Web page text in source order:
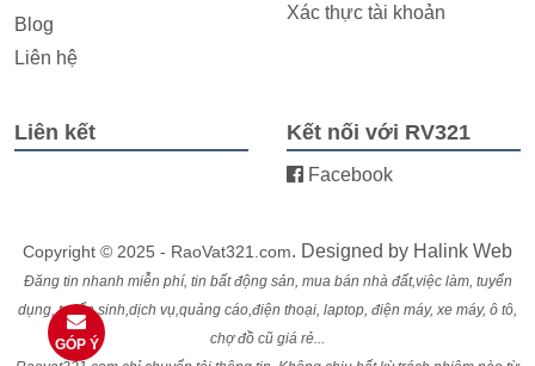
Blog
Liên hệ
Xác thực tài khoản
Liên kết Kết nối với RV321
Facebook
Copyright © 2025 - RaoVat321.com. Designed by Halink Web
Đăng tin nhanh miễn phí, tin bất động sản, mua bán nhà đất,việc làm, tuyển
dụng, tuyển sinh,dịch vụ,quảng cáo,điện thoại, laptop, điện máy, xe máy, ô tô,
chợ đồ cũ giá rẻ...
GÓP Ý